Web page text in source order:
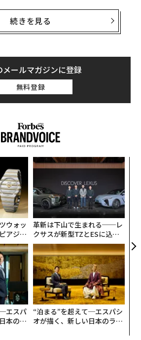
、Claudeユーザーへのインタビュ
とめた大規模なレポートを公開し
社はClaude.aiのアカウント保有者
ンタビューを行うよう設計された
「Anthropic Interviewer
ロピックによれば、「159カ国・7
しては「最大規模の多言語定性調
続きを見る
メールマガジンに登録
無料登録
ウォッ
アジ
革新は下山で生まれる──レ
クサスが新型TZとESに込め
た「DISCOVER」の哲学
エスパ
本のラ
“泊まる”を超えて─エスパシ
オが描く、新しい日本のラグ